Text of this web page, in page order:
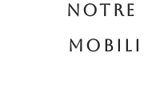
NOTRE